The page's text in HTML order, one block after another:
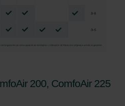
vous invitons à prendre
relative aux cookies.
Déclarations de confidentialité
200, ComfoAir 225